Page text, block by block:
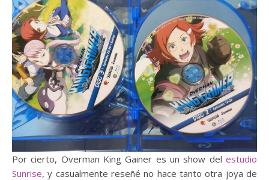
Por cierto, Overman King Gainer es un show del estudio
Sunrise, y casualmente reseñé no hace tanto otra joya de